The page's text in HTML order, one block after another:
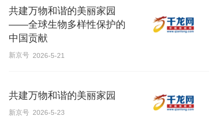
共建万物和谐的美丽家园
——全球生物多样性保护的
中国贡献
新京号 2026-5-21
共建万物和谐的美丽家园
新京号 2026-5-23